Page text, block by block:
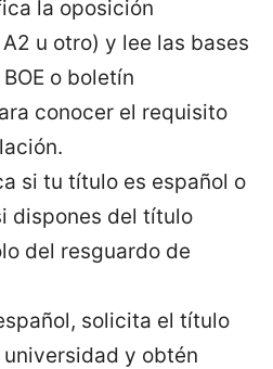
la oposición
u otro) y lee las bases
o boletín
conocer el requisito
si tu título es español o
dispones del título
del resguardo de
solicita el título
y obtén